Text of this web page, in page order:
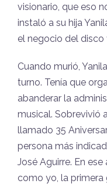
visionario, que eso
instaló a su hija
el negocio del disco
Cuando murió,
turno. Tenía que
abanderar la
musical. Sobrevivió
llamado 35
persona más
José Aguirre. En
como yo, la primera